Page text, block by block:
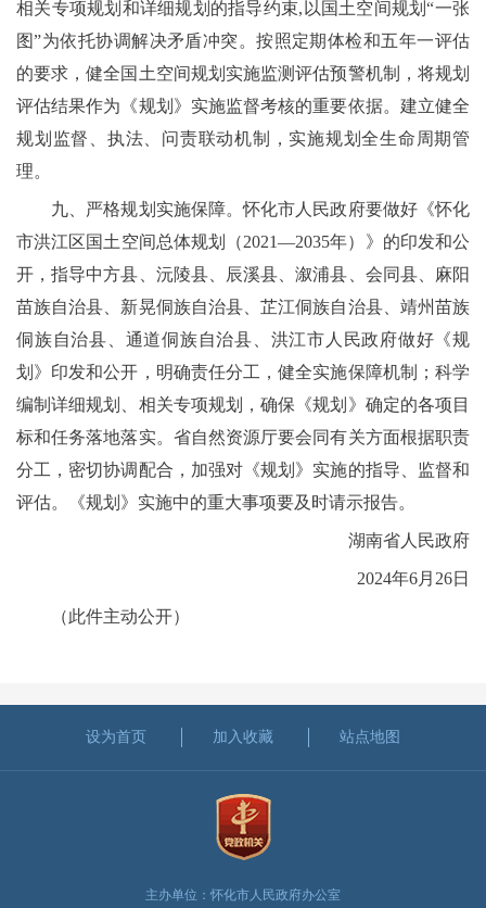
相关专项规划和详细规划的指导约束,以国土空间规划“一张
图”为依托协调解决矛盾冲突。按照定期体检和五年一评估
的要求，健全国土空间规划实施监测评估预警机制，将规划
评估结果作为《规划》实施监督考核的重要依据。建立健全
规划监督、执法、问责联动机制，实施规划全生命周期管
理。
九、严格规划实施保障。怀化市人民政府要做好《怀化
市洪江区国土空间总体规划（2021—2035年）》的印发和公
开，指导中方县、沅陵县、辰溪县、溆浦县、会同县、麻阳
苗族自治县、新晃侗族自治县、芷江侗族自治县、靖州苗族
侗族自治县、通道侗族自治县、洪江市人民政府做好《规
划》印发和公开，明确责任分工，健全实施保障机制；科学
编制详细规划、相关专项规划，确保《规划》确定的各项目
标和任务落地落实。省自然资源厅要会同有关方面根据职责
分工，密切协调配合，加强对《规划》实施的指导、监督和
评估。《规划》实施中的重大事项要及时请示报告。
湖南省人民政府
2024年6月26日
（此件主动公开）
设为首页 加入收藏 站点地图
主办单位：怀化市人民政府办公室